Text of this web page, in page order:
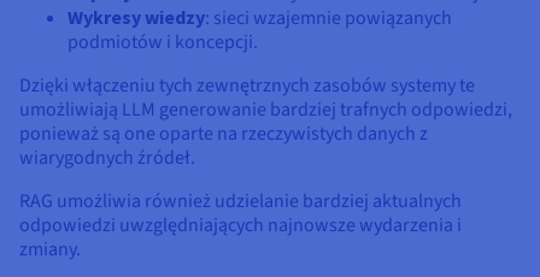
Wykresy wiedzy: sieci wzajemnie powiązanych
podmiotów i koncepcji.
Dzięki włączeniu tych zewnętrznych zasobów systemy te
umożliwiają LLM generowanie bardziej trafnych odpowiedzi,
ponieważ są one oparte na rzeczywistych danych z
wiarygodnych źródeł.
RAG umożliwia również udzielanie bardziej aktualnych
odpowiedzi uwzględniających najnowsze wydarzenia i
zmiany.